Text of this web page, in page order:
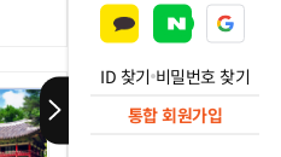
ID 찾기 비밀번호 찾기
통합 회원가입